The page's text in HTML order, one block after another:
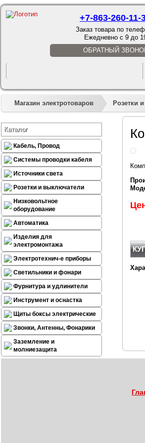
+7-863-260-11-
Заказ товара по
Ежедневно с 9 до
ОБРАТНЫЙ
Магазин электротоваров Розетки
Каталог
Кабель, Провод
Системы проводки кабеля
Источники света
Розетки и выключатели
Низковольтное
оборудование
Автоматика
Изделия для
электромонтажа
Электротехнич-е приборы
Светильники и фонари
Фурнитура и удлинители
Инструмент и оснастка
Щиты боксы электрические
Звонки, Антенны, Фонарики
Заземление и
молниезащита